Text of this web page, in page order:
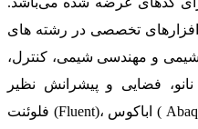
افزارهای تخصصی در رشته های
شیمی و مهندسی شیمی، کنترل،
نانو، فضایی و پیشرانش نظیر
فلوئنت (Fluent)، اباکوس ( Abaqus )، کامسول ( Comsol )، اپن فوم